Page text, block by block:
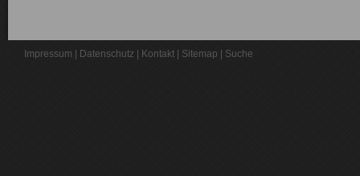
Impressum Datenschutz Kontakt Sitemap Suche